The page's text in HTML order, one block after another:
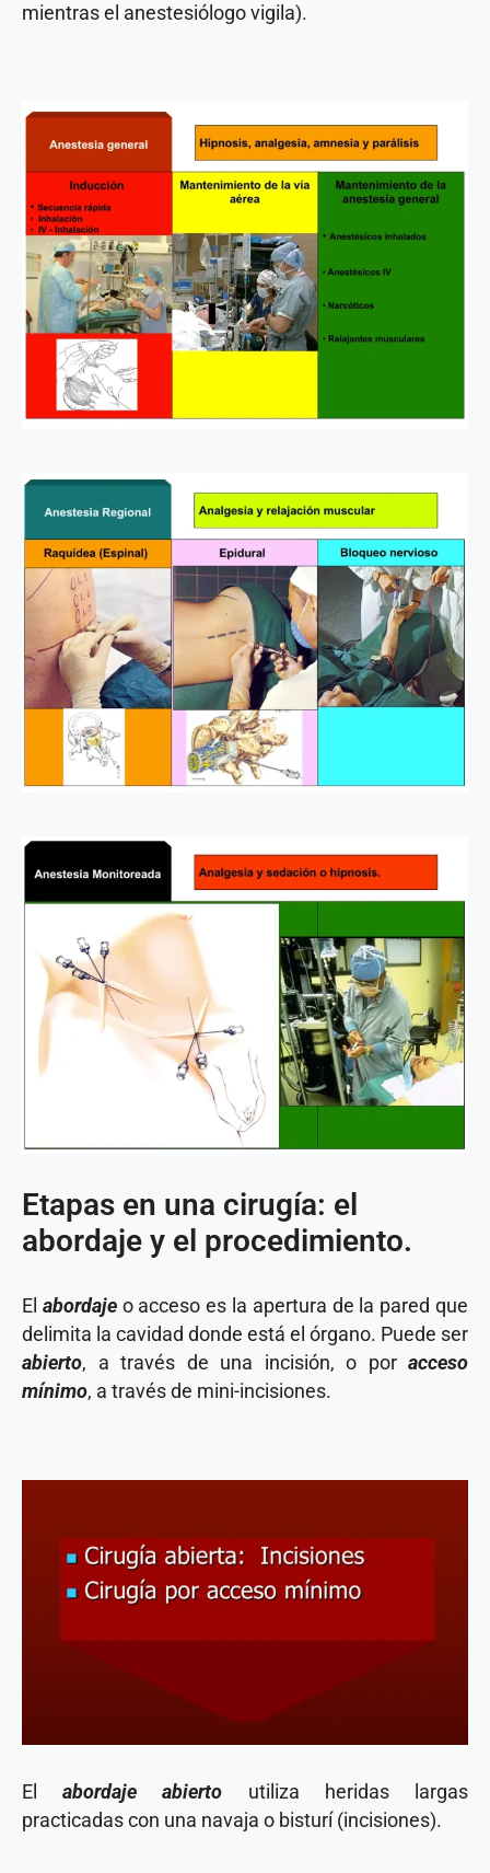
mientras el anestesiólogo vigila).
Etapas en una cirugía: el
abordaje y el procedimiento.
El abordajeo acceso es la apertura de la pared que
delimita la cavidad donde está el órgano. Puede ser
abierto, a través de una incisión, o por acceso
mínimo, a través de mini-incisiones.
Elabordaje abierto utiliza heridas largas
practicadas con una navaja o bisturí (incisiones).